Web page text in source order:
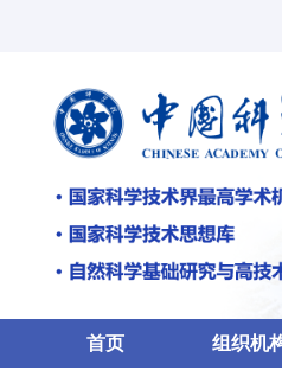
首页 组织机